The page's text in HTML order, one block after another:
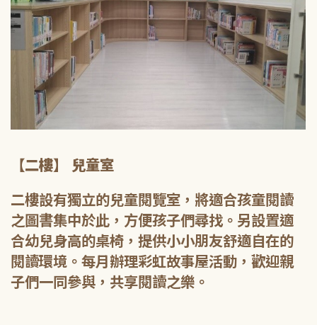
【二樓】 兒童室
二樓設有獨立的兒童閱覽室，將適合孩童閱讀
之圖書集中於此，方便孩子們尋找。另設置適
合幼兒身高的桌椅，提供小小朋友舒適自在的
閱讀環境。每月辦理彩虹故事屋活動，歡迎親
子們一同參與，共享閱讀之樂。